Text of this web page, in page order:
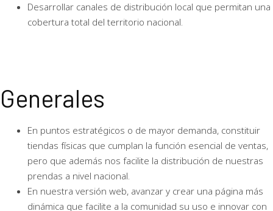
Desarrollar canales de distribución local que permitan una
cobertura total del territorio nacional.
Generales
En puntos estratégicos o de mayor demanda, constituir
tiendas físicas que cumplan la función esencial de ventas,
pero que además nos facilite la distribución de nuestras
prendas a nivel nacional.
En nuestra versión web, avanzar y crear una página más
dinámica que facilite a la comunidad su uso e innovar con